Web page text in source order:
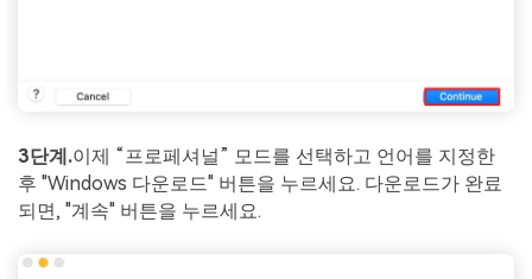
3단계.이제 “프로페셔널” 모드를 선택하고 언어를 지정한
후 "Windows 다운로드" 버튼을 누르세요. 다운로드가 완료
되면, "계속" 버튼을 누르세요.